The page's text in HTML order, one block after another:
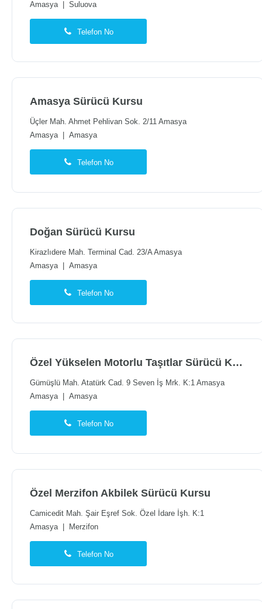
Amasya| Suluova
Telefon No
Amasya Sürücü Kursu
Üçler Mah. Ahmet Pehlivan Sok. 2/11 Amasya
Amasya| Amasya
Telefon No
Doğan Sürücü Kursu
Kirazlıdere Mah. Terminal Cad. 23/A Amasya
Amasya| Amasya
Telefon No
Özel Yükselen Motorlu Taşıtlar Sürücü Kursu
Gümüşlü Mah. Atatürk Cad. 9 Seven İş Mrk. K:1 Amasya
Amasya| Amasya
Telefon No
Özel Merzifon Akbilek Sürücü Kursu
Camicedit Mah. Şair Eşref Sok. Özel İdare İşh. K:1
Amasya| Merzifon
Telefon No